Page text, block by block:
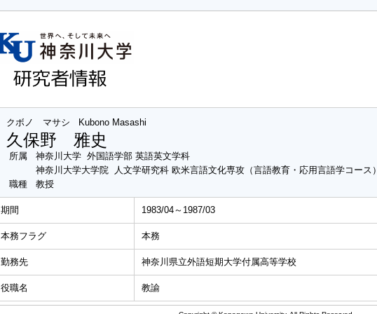
クボノ マサシ Kubono Masashi
久保野 雅史
所属
神奈川大学 外国語学部 英語英文学科
神奈川大学大学院 人文学研究科 欧米言語文化専攻（言語教育・応用言語学コース）
職種
教授
期間 1983/04～1987/03
本務フラグ 本務
勤務先 神奈川県立外語短期大学付属高等学校
役職名 教諭